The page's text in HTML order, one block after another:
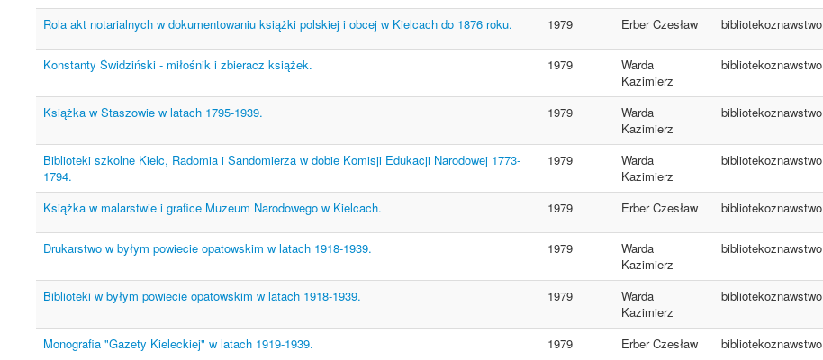
Rola akt notarialnych w dokumentowaniu książki polskiej i obcej w Kielcach do 1876 roku. 1979 Erber Czesław bibliotekoznawstwo
Konstanty Świdziński - miłośnik i zbieracz książek. 1979
Warda
Kazimierz
bibliotekoznawstwo
Książka w Staszowie w latach 1795-1939. 1979
Warda
Kazimierz
bibliotekoznawstwo
Biblioteki szkolne Kielc, Radomia i Sandomierza w dobie Komisji Edukacji Narodowej 1773-
1794.
1979
Warda
Kazimierz
bibliotekoznawstwo
Książka w malarstwie i grafice Muzeum Narodowego w Kielcach. 1979 Erber Czesław bibliotekoznawstwo
Drukarstwo w byłym powiecie opatowskim w latach 1918-1939. 1979
Warda
Kazimierz
bibliotekoznawstwo
Biblioteki w byłym powiecie opatowskim w latach 1918-1939. 1979
Warda
Kazimierz
bibliotekoznawstwo
Monografia "Gazety Kieleckiej" w latach 1919-1939. 1979 Erber Czesław bibliotekoznawstwo